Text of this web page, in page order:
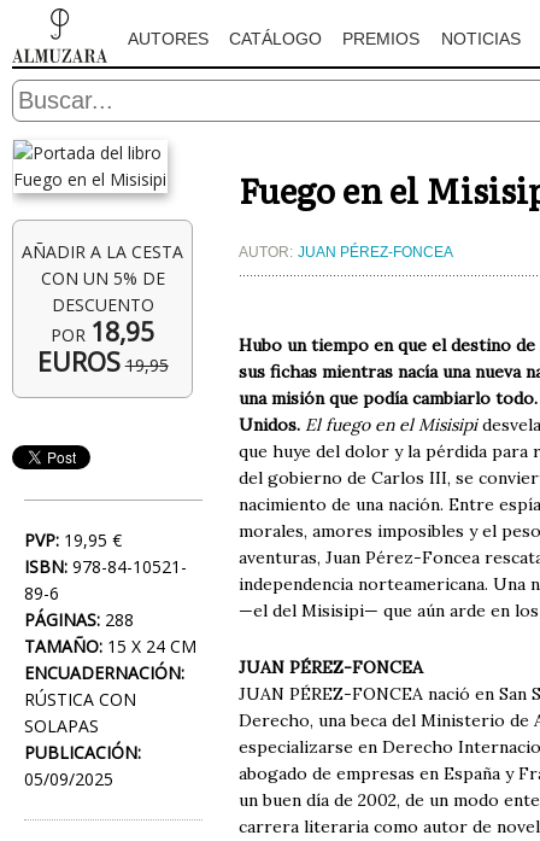
AUTORES CATÁLOGO PREMIOS NOTICIAS
AÑADIR A LA CESTA
CON UN 5% DE
DESCUENTO
POR 18,95
EUROS 19,95
PVP: 19,95 €
ISBN: 978-84-10521-
89-6
PÁGINAS: 288
TAMAÑO: 15 X 24 CM
ENCUADERNACIÓN:
RÚSTICA CON
SOLAPAS
PUBLICACIÓN:
05/09/2025
Fuego en el
AUTOR: JUAN PÉREZ-FONCEA
Hubo un tiempo en que el destino de
sus fichas mientras nacía una
una misión que podía cambiarlo
Unidos. El fuego en el Misisipi
que huye del dolor y la pérdida para
del gobierno de Carlos III, se
nacimiento de una nación. Entre
morales, amores imposibles y el
aventuras, Juan Pérez-Foncea
independencia norteamericana.
—el del Misisipi— que aún arde en
JUAN PÉREZ-FONCEA
JUAN PÉREZ-FONCEA nació en San
Derecho, una beca del Ministerio
especializarse en Derecho
abogado de empresas en España y
un buen día de 2002, de un modo
carrera literaria como autor de